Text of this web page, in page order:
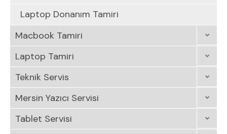
Laptop Donanım Tamiri
Macbook Tamiri
Laptop Tamiri
Teknik Servis
Mersin Yazıcı Servisi
Tablet Servisi